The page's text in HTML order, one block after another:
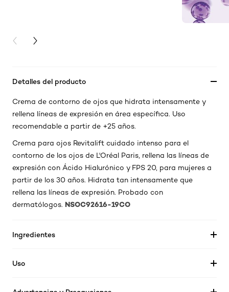
PREVIOUS CARD
NEXT CARD
Detalles del producto
Crema de contorno de ojos que hidrata intensamente y
rellena líneas de expresión en área específica. Uso
recomendable a partir de +25 años.
Crema para ojos Revitalift cuidado intenso para el
contorno de los ojos de L'Oréal Paris, rellena las líneas de
expresión con Ácido Hialurónico y FPS 20, para mujeres a
partir de los 30 años. Hidrata tan intensamente que
rellena las líneas de expresión. Probado con
dermatólogos. NSOC92616-19CO
Ingredientes
Uso